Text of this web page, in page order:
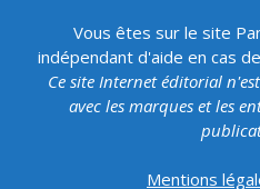
Vous êtes sur le site
indépendant d'aide en cas
Ce site Internet éditorial
avec les marques et les
Mentions